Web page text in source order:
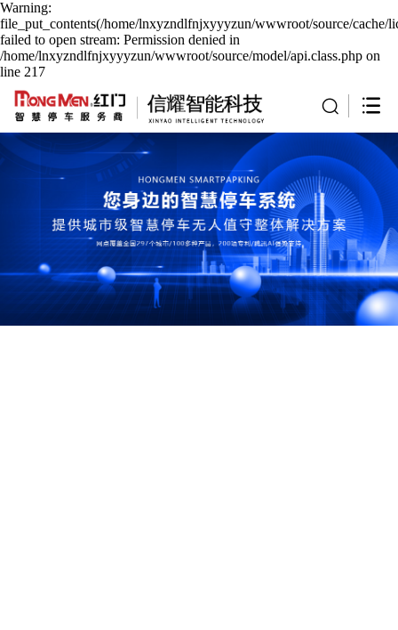
Warning:
file_put_contents(/home/lnxyzndlfnjxyyyzun/wwwroot/source/cache/
failed to open stream: Permission denied in
/home/lnxyzndlfnjxyyyzun/wwwroot/source/model/api.class.php on
line 217